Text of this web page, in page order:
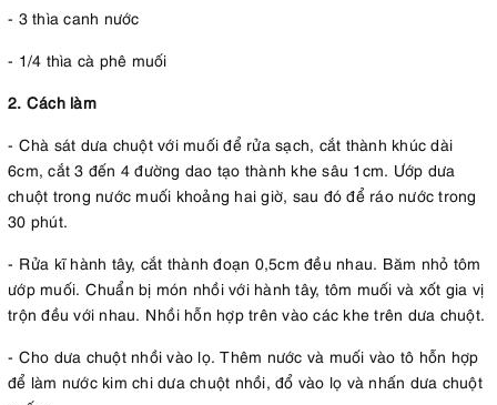
- 3 thìa canh nước
- 1/4 thìa cà phê muối
2. Cách làm
- Chà sát dưa chuột với muối để rửa sạch, cắt thành khúc dài
6cm, cắt 3 đến 4 đường dao tạo thành khe sâu 1cm. Ướp dưa
chuột trong nước muối khoảng hai giờ, sau đó để ráo nước trong
30 phút.
- Rửa kĩ hành tây, cắt thành đoạn 0,5cm đều nhau. Băm nhỏ tôm
ướp muối. Chuẩn bị món nhồi với hành tây, tôm muối và xốt gia vị
trộn đều với nhau. Nhồi hỗn hợp trên vào các khe trên dưa chuột.
- Cho dưa chuột nhồi vào lọ. Thêm nước và muối vào tô hỗn hợp
để làm nước kim chi dưa chuột nhồi, đổ vào lọ và nhấn dưa chuột